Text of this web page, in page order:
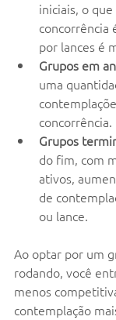
iniciais, o
concorrência
por lances é
Grupos em
uma
concorrência.
Grupos
do fim, com
ativos,
de
ou lance.
Ao optar por um
rodando, você
menos
contemplação